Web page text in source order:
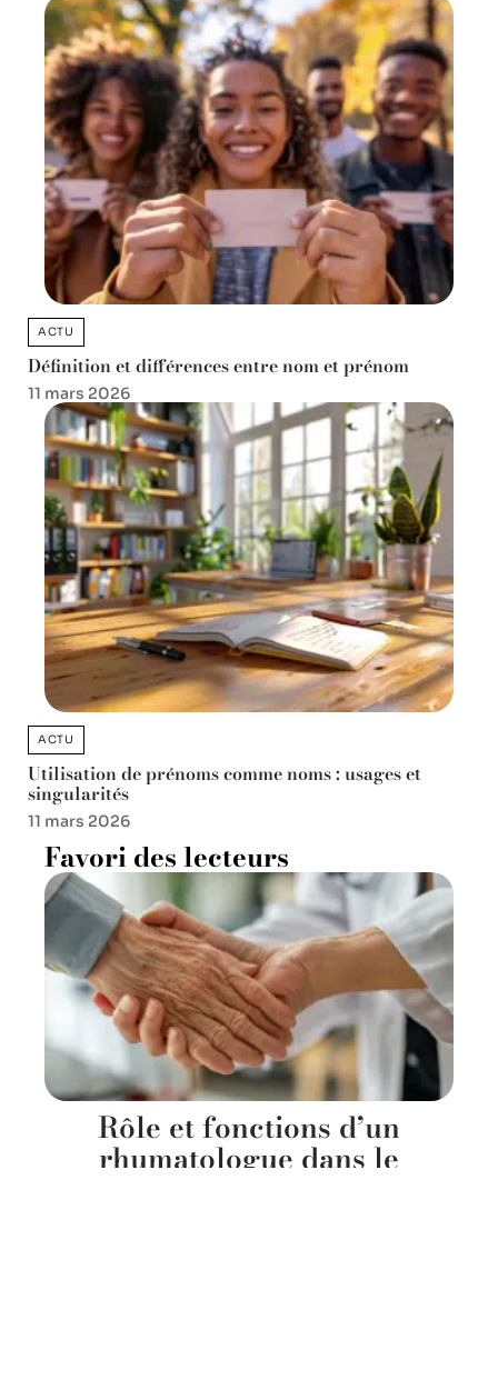
ACTU
Définition et différences entre nom et prénom
11 mars 2026
ACTU
Utilisation de prénoms comme noms : usages et
singularités
11 mars 2026
Favori des lecteurs
Rôle et fonctions d’un
rhumatologue dans le